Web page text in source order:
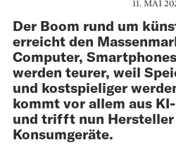
11. MAI
Der Boom rund um
erreicht den
Computer,
werden teurer, weil
und kostspieliger
kommt vor allem aus
und trifft nun Hersteller
Konsumgeräte.